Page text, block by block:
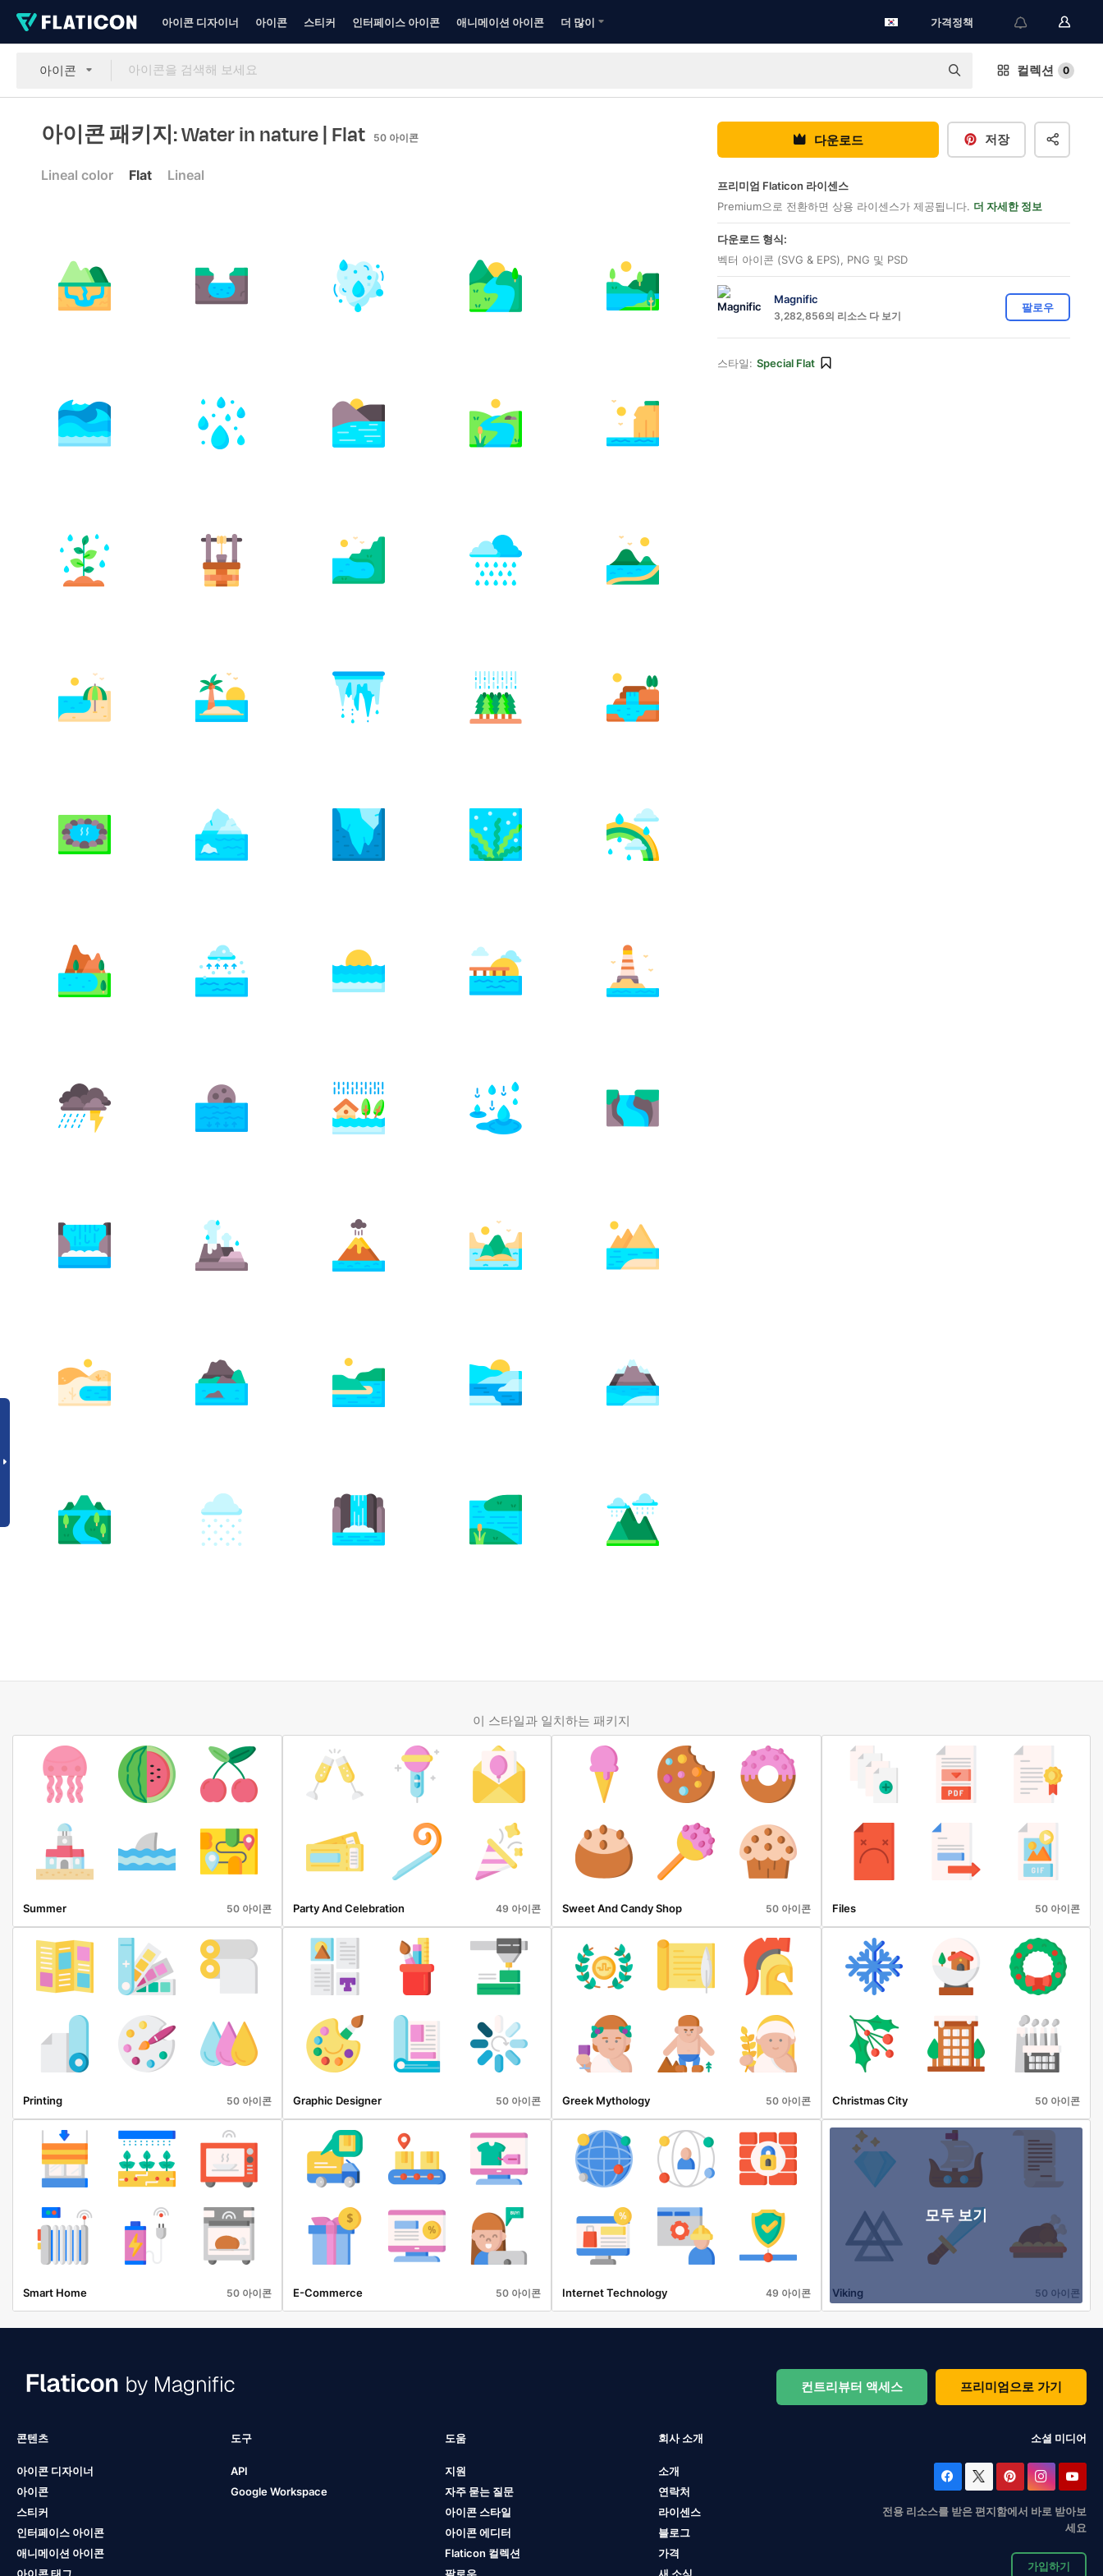
아이콘 디자이너 아이콘 스티커 인터페이스 아이콘 애니메이션 아이콘 더 많이 가격정책
아이콘 컬렉션 0
아이콘 패키지: Water in nature| Flat 50 아이콘
Lineal color Flat Lineal
다운로드 저장
프리미엄 Flaticon 라이센스
Premium으로 전환하면 상용 라이센스가 제공됩니다. 더 자세한 정보
다운로드 형식:
벡터 아이콘 (SVG & EPS), PNG 및 PSD
Magnific
3,282,856의 리소스 다 보기
팔로우
스타일: Special Flat
이 스타일과 일치하는 패키지
Summer 50 아이콘 Party And Celebration 49 아이콘 Sweet And Candy Shop 50 아이콘 Files 50 아이콘
Printing 50 아이콘 Graphic Designer 50 아이콘 Greek Mythology 50 아이콘 Christmas City 50 아이콘
Smart Home 50 아이콘 E-Commerce 50 아이콘 Internet Technology 49 아이콘
모두 보기
Viking 50 아이콘
컨트리뷰터 액세스 프리미엄으로 가기
콘텐츠
아이콘 디자이너
아이콘
스티커
인터페이스 아이콘
애니메이션 아이콘
도구
API
Google Workspace
도움
지원
자주 묻는 질문
아이콘 스타일
아이콘 에디터
Flaticon 컬렉션
회사 소개
소개
연락처
라이센스
블로그
가격
소셜 미디어
전용 리소스를 받은 편지함에서 바로 받아보
세요
가입하기